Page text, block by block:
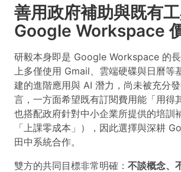
善用政府補助與既有
Google Workspace
研毅本身即是 Google Workspace 的
上多僅使用 Gmail、雲端硬碟與日曆等
建的進階應用與 AI 潛力，尚未被充分
言，一方面希望既有訂閱費用能「用得
也搭配政府針對中小企業所提供的培訓
「上課零成本」），因此選擇與深耕
田中系統合作。
雙方的共同目標非常明確： 不談概念、